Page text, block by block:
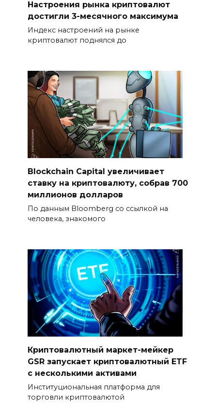
Настроения рынка криптовалют
достигли 3-месячного максимума
Индекс настроений на рынке
криптовалют поднялся до
Blockchain Capital увеличивает
ставку на криптовалюту, собрав 700
миллионов долларов
По данным Bloomberg со ссылкой на
человека, знакомого
Криптовалютный маркет-мейкер
GSR запускает криптовалютный ETF
с несколькими активами
Институциональная платформа для
торговли криптовалютой